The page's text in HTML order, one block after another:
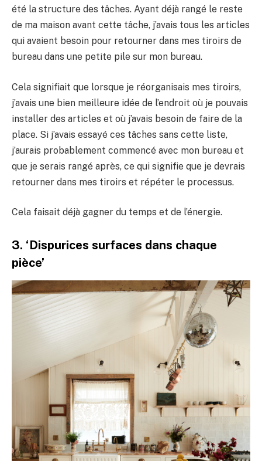
été la structure des tâches. Ayant déjà rangé le reste
de ma maison avant cette tâche, j’avais tous les articles
qui avaient besoin pour retourner dans mes tiroirs de
bureau dans une petite pile sur mon bureau.
Cela signifiait que lorsque je réorganisais mes tiroirs,
j’avais une bien meilleure idée de l’endroit où je pouvais
installer des articles et où j’avais besoin de faire de la
place. Si j’avais essayé ces tâches sans cette liste,
j’aurais probablement commencé avec mon bureau et
que je serais rangé après, ce qui signifie que je devrais
retourner dans mes tiroirs et répéter le processus.
Cela faisait déjà gagner du temps et de l’énergie.
3. ‘Dispurices surfaces dans chaque
pièce’